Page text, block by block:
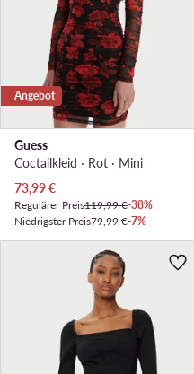
Angebot
Guess
Coctailkleid · Rot · Mini
Aktueller Preis
73,99€
Regulärer Preis119,99 €-38%
Niedrigster Preis79,99 €-7%